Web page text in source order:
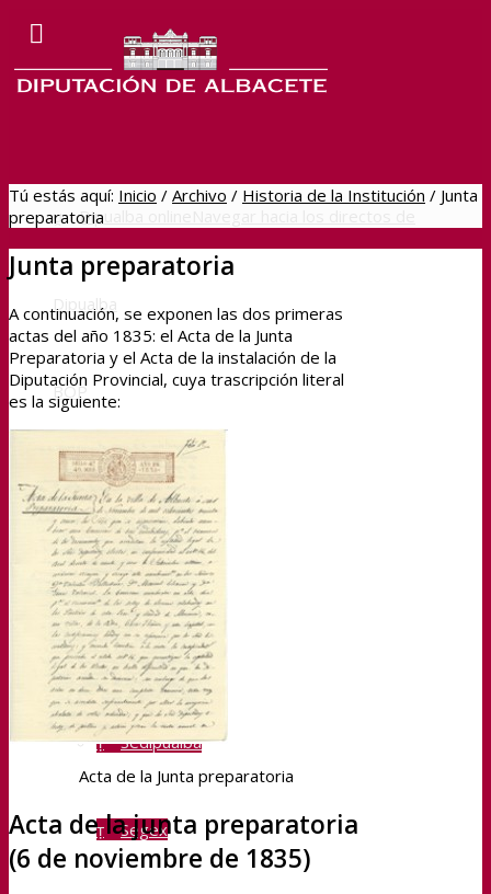
Dipualba online
Dipualba
BOP
Sede Electrónica
Transparencia
Sedipualba
Sedipualba
Segex
Tú estás aquí: Inicio / Archivo / Historia de la Institución / Junta
preparatoria
Junta preparatoria
A continuación, se exponen las dos primeras
actas del año 1835: el Acta de la Junta
Preparatoria y el Acta de la instalación de la
Diputación Provincial, cuya trascripción literal
es la siguiente:
Acta de la Junta preparatoria
Acta de la junta preparatoria
(6 de noviembre de 1835)